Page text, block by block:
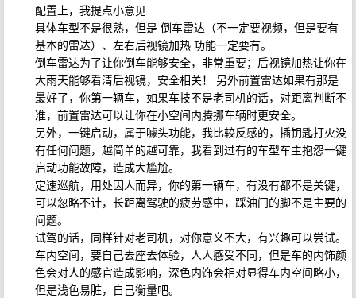
配置上，我提点小意见
具体车型不是很熟，但是 倒车雷达（不一定要视频，但是要有
基本的雷达）、左右后视镜加热 功能一定要有。
倒车雷达为了让你倒车能够安全，非常重要；后视镜加热让你在
大雨天能够看清后视镜，安全相关！ 另外前置雷达如果有那是
最好了，你第一辆车，如果车技不是老司机的话，对距离判断不
准，前置雷达可以让你在小空间内腾挪车辆时更安全。
另外，一键启动，属于噱头功能，我比较反感的，插钥匙打火没
有任何问题，越简单的越可靠，我看到过有的车型车主抱怨一键
启动功能故障，造成大尴尬。
定速巡航，用处因人而异，你的第一辆车，有没有都不是关键，
可以忽略不计，长距离驾驶的疲劳感中，踩油门的脚不是主要的
问题。
试驾的话，同样针对老司机，对你意义不大，有兴趣可以尝试。
车内空间，要自己去座去体验，人人感受不同，但是车的内饰颜
色会对人的感官造成影响，深色内饰会相对显得车内空间略小，
但是浅色易脏，自己衡量吧。